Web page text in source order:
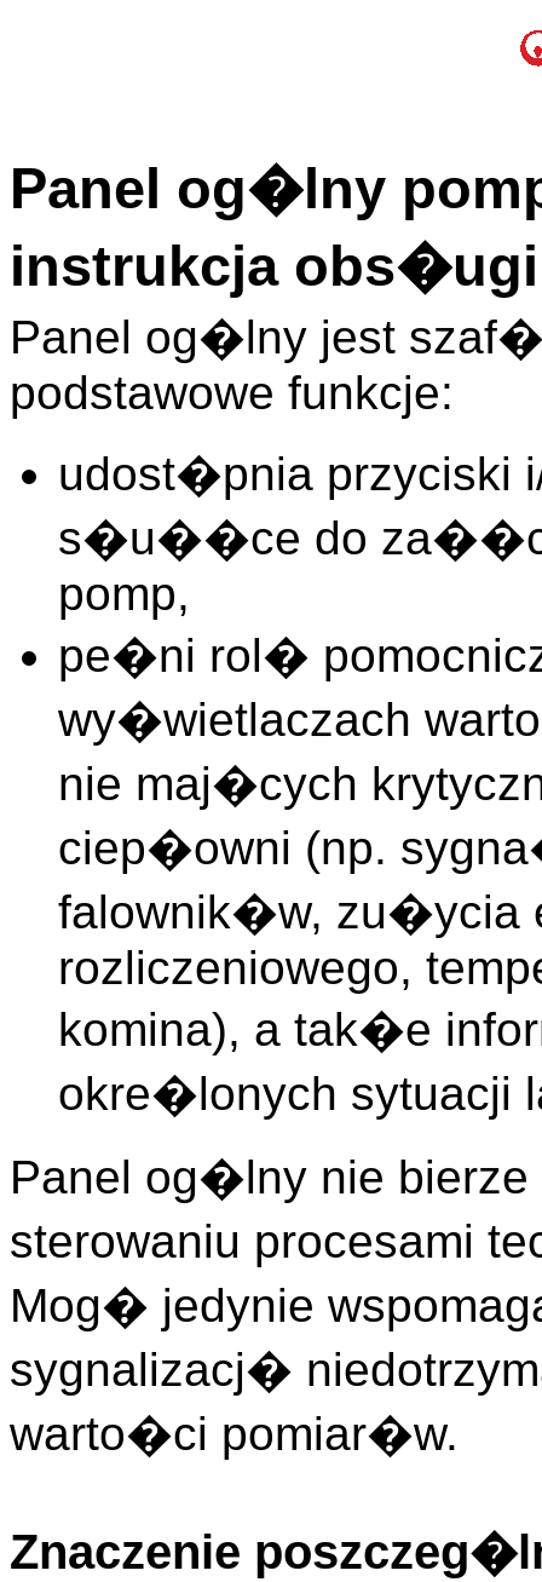
Panel og�lny
instrukcja obs�ugi
Panel og�lny jest
podstawowe funkcje:
udost�pnia
s�u��ce do
pomp,
pe�ni rol�
wy�wietlaczach
nie maj�cych
ciep�owni (np.
falownik�w, zu�ycia
rozliczeniowego,
komina), a tak�e
okre�lonych sytuacji
Panel og�lny nie
sterowaniu procesami
Mog� jedynie
sygnalizacj�
warto�ci pomiar�w.
Znaczenie